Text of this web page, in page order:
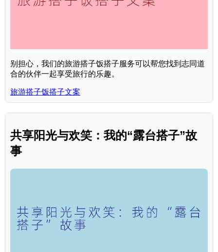
别担心，我们的旅游搭子饭搭子服务可以帮您找到志同道
合的伙伴一起享受旅行的乐趣。
旅游搭子饭搭子文案
共享阳光与欢笑：我的“露台搭子”故
事